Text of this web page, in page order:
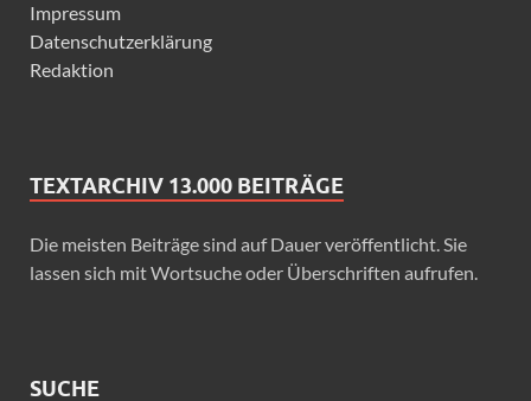
Impressum
Datenschutzerklärung
Redaktion
TEXTARCHIV 13.000 BEITRÄGE
Die meisten Beiträge sind auf Dauer veröffentlicht. Sie
lassen sich mit Wortsuche oder Überschriften aufrufen.
SUCHE